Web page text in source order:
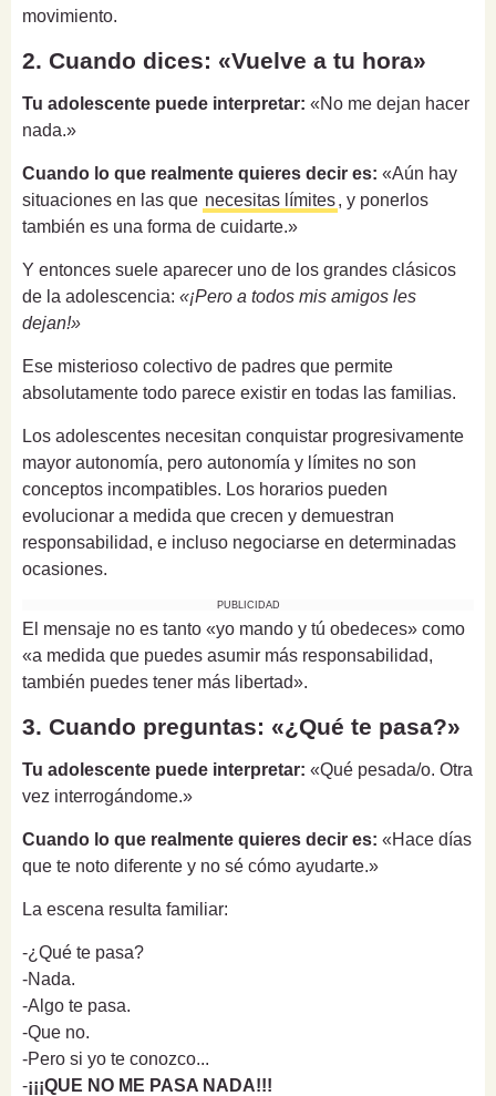
movimiento.
2. Cuando dices: «Vuelve a tu hora»
Tu adolescente puede interpretar: «No me dejan hacer
nada.»
Cuando lo que realmente quieres decir es: «Aún hay
situaciones en las que necesitas límites, y ponerlos
también es una forma de cuidarte.»
Y entonces suele aparecer uno de los grandes clásicos
de la adolescencia: «¡Pero a todos mis amigos les
dejan!»
Ese misterioso colectivo de padres que permite
absolutamente todo parece existir en todas las familias.
Los adolescentes necesitan conquistar progresivamente
mayor autonomía, pero autonomía y límites no son
conceptos incompatibles. Los horarios pueden
evolucionar a medida que crecen y demuestran
responsabilidad, e incluso negociarse en determinadas
ocasiones.
PUBLICIDAD
El mensaje no es tanto «yo mando y tú obedeces» como
«a medida que puedes asumir más responsabilidad,
también puedes tener más libertad».
3. Cuando preguntas: «¿Qué te pasa?»
Tu adolescente puede interpretar: «Qué pesada/o. Otra
vez interrogándome.»
Cuando lo que realmente quieres decir es: «Hace días
que te noto diferente y no sé cómo ayudarte.»
La escena resulta familiar:
-¿Qué te pasa?
-Nada.
-Algo te pasa.
-Que no.
-Pero si yo te conozco...
-¡¡¡QUE NO ME PASA NADA!!!